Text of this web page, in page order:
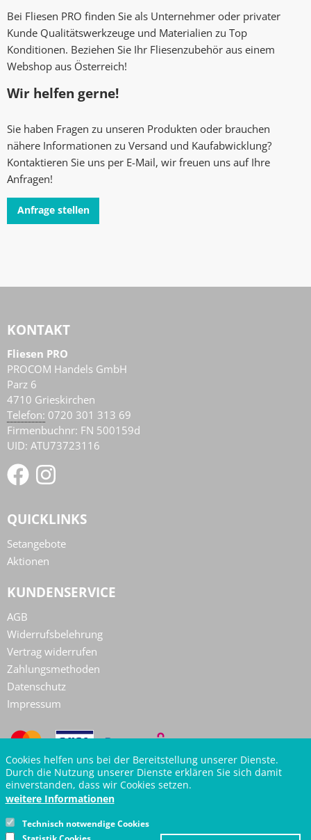
Bei Fliesen PRO finden Sie als Unternehmer oder privater
Kunde Qualitätswerkzeuge und Materialien zu Top
Konditionen. Beziehen Sie Ihr Fliesenzubehör aus einem
Webshop aus Österreich!
Wir helfen gerne!
Sie haben Fragen zu unseren Produkten oder brauchen
nähere Informationen zu Versand und Kaufabwicklung?
Kontaktieren Sie uns per E-Mail, wir freuen uns auf Ihre
Anfragen!
Anfrage stellen
KONTAKT
Fliesen PRO
PROCOM Handels GmbH
Parz 6
4710 Grieskirchen
AT
Telefon: 0720 301 313 69
Firmenbuchnr: FN 500159d
UID: ATU73723116
QUICKLINKS
Setangebote
Aktionen
KUNDENSERVICE
AGB
Widerrufsbelehrung
Vertrag widerrufen
Zahlungsmethoden
Datenschutz
Impressum
Cookies helfen uns bei der Bereitstellung unserer Dienste.
Durch die Nutzung unserer Dienste erklären Sie sich damit
einverstanden, dass wir Cookies setzen.
weitere Informationen
Technisch notwendige Cookies